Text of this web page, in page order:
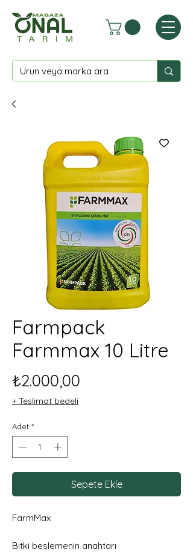
Farmpack
Farmmax 10 Litre
₺2.000,00
+ Teslimat bedeli
Adet *
Sepete Ekle
FarmMax
Bitki beslemenin anahtarı